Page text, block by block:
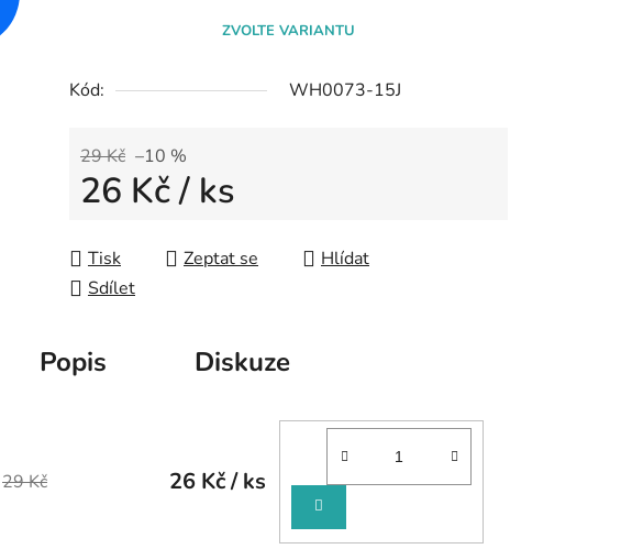
ZVOLTE VARIANTU
Kód: WH0073-15J
29 Kč –10 %
26 Kč/ ks
Tisk
Zeptat se
Hlídat
Sdílet
Popis Diskuze
29 Kč 26 Kč/ ks
DO
KOŠÍKU